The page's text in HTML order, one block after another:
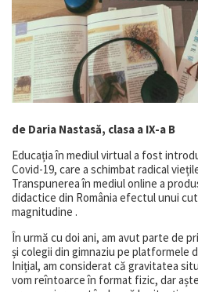
de Daria Nastasă, clasa a IX-a B
Educația în mediul virtual a fost
Covid-19, care a schimbat radical
Transpunerea în mediul online a
didactice din România efectul unui
magnitudine .
În urmă cu doi ani, am avut parte de
și colegii din gimnaziu pe platformele
Inițial, am considerat că gravitatea
vom reîntoarce în format fizic, dar